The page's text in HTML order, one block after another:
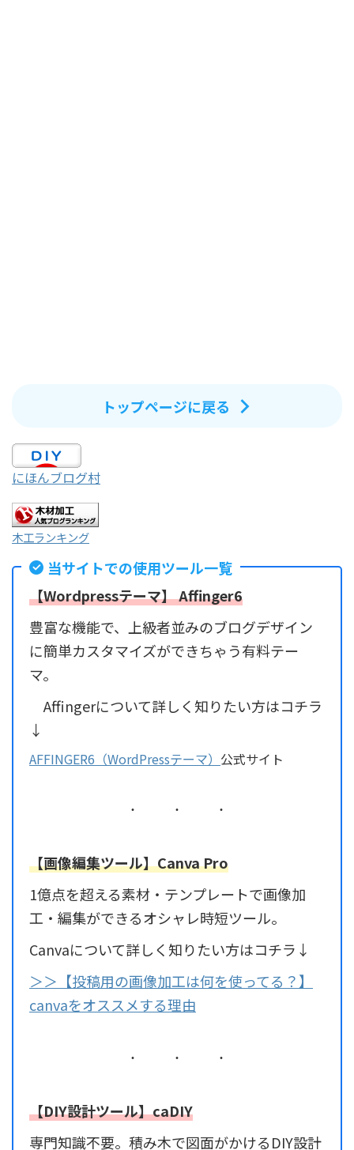
トップページに戻る
にほんブログ村
木工ランキング
当サイトでの使用ツール一覧
【Wordpressテーマ】 Affinger6
豊富な機能で、上級者並みのブログデザイン
に簡単カスタマイズができちゃう有料テー
マ。
Affingerについて詳しく知りたい方はコチラ
↓
AFFINGER6（WordPressテーマ） 公式サイト
【画像編集ツール】Canva Pro
1億点を超える素材・テンプレートで画像加
工・編集ができるオシャレ時短ツール。
Canvaについて詳しく知りたい方はコチラ↓
＞＞【投稿用の画像加工は何を使ってる？】
canvaをオススメする理由
【DIY設計ツール】caDIY
専門知識不要。積み木で図面がかけるDIY設計